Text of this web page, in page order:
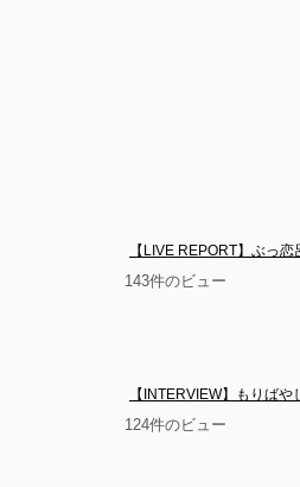
【LIVE REPORT】ぶっ
143件のビュー
【INTERVIEW】もりば
124件のビュー